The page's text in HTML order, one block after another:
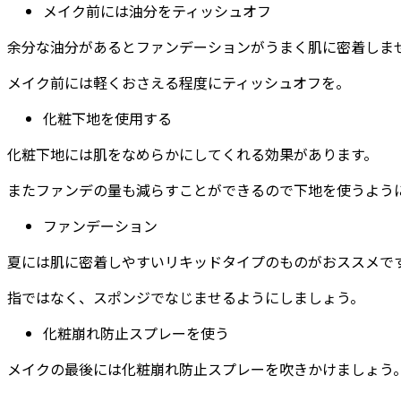
メイク前には油分をティッシュオフ
余分な油分があるとファンデーションがうまく肌に密着しま
メイク前には軽くおさえる程度にティッシュオフを。
化粧下地を使用する
化粧下地には肌をなめらかにしてくれる効果があります。
またファンデの量も減らすことができるので下地を使うよう
ファンデーション
夏には肌に密着しやすいリキッドタイプのものがおススメで
指ではなく、スポンジでなじませるようにしましょう。
化粧崩れ防止スプレーを使う
メイクの最後には化粧崩れ防止スプレーを吹きかけましょう。